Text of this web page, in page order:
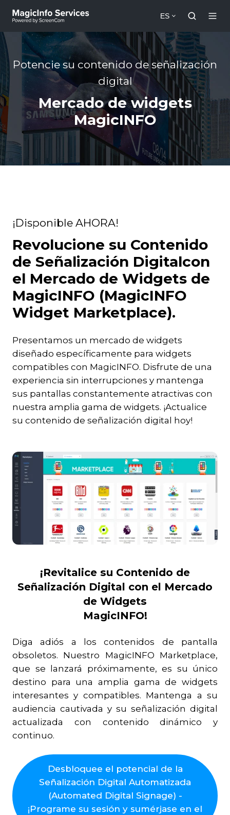
ES
Potencie su contenido de señalización
digital
Mercado de widgets
MagicINFO
¡Disponible AHORA!
Revolucione su Contenido
de Señalización Digitalcon
el Mercado de Widgets de
MagicINFO (MagicINFO
Widget Marketplace).
Presentamos un mercado de widgets
diseñado específicamente para widgets
compatibles con MagicINFO. Disfrute de una
experiencia sin interrupciones y mantenga
sus pantallas constantemente atractivas con
nuestra amplia gama de widgets. ¡Actualice
su contenido de señalización digital hoy!
¡Revitalice su Contenido de
Señalización Digital con el Mercado
de Widgets
MagicINFO!
Diga adiós a los contenidos de pantalla
obsoletos. Nuestro MagicINFO Marketplace,
que se lanzará próximamente, es su único
destino para una amplia gama de widgets
interesantes y compatibles. Mantenga a su
audiencia cautivada y su señalización digital
actualizada con contenido dinámico y
continuo.
Desbloquee el potencial de la
Señalización Digital Automatizada
(Automated Digital Signage) -
¡Programe su sesión y sumérjase en el